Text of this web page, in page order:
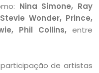
Nina Simone, Ray
Wonder, Prince,
Phil Collins, entre
participação de artistas